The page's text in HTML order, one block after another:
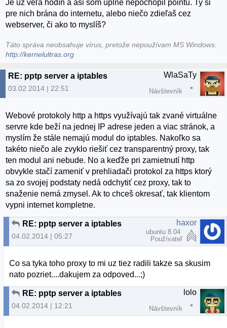
Je už veľa hodín a asi som úplne nepochopil pointu. Ty si
pre nich brána do internetu, alebo niečo zdieľaš cez
webserver, či ako to myslíš?
Táto správa neobsahuje vírus, pretože nepoužívam MS Windows.
http://kernelultras.org
RE: pptp server a iptables
03.02.2014 | 22:51
WlaSaTy
Návštevník
Webové protokoly http a https využívajú tak zvané virtuálne
servre kde beží na jednej IP adrese jeden a viac stránok, a
myslím že stále nemajú modul do iptables. Nakoľko sa
takéto niečo ale zvyklo riešiť cez transparentný proxy, tak
ten modul ani nebude. No a keďže pri zamietnutí http
obvykle stačí zameniť v prehliadači protokol za https ktorý
sa zo svojej podstaty nedá odchytiť cez proxy, tak to
snaženie nemá zmysel. Ak to chceš okresať, tak klientom
vypni internet kompletne.
RE: pptp server a iptables
04.02.2014 | 05:27
haxor
ubuntu 8.04
Používateľ
Co sa tyka toho proxy to mi uz tiez radili takze sa skusim
nato pozriet....dakujem za odpoved...;)
RE: pptp server a iptables
04.02.2014 | 12:21
lolo
Návštevník